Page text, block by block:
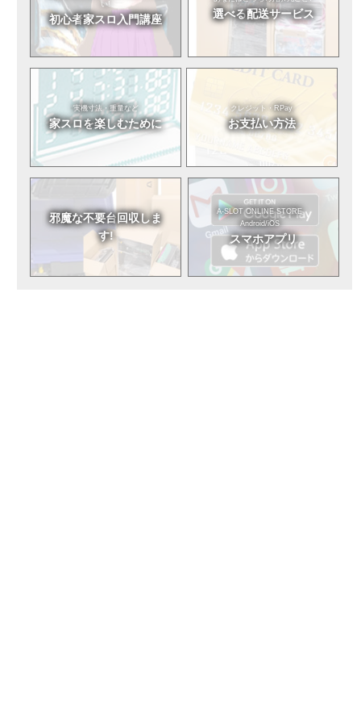
い!
初心者家スロ入門講座 選べる配送サービス
実機寸法・重量など
家スロを楽しむために
クレジット・RPay
お支払い方法
邪魔な不要台回収しま
す!
A-SLOT ONLINE STORE
Android/iOS
スマホアプリ